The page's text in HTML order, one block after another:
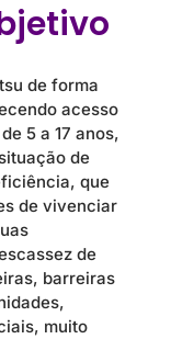
de forma
acesso
5 a 17 anos,
de
que
de vivenciar
de
barreiras
muito